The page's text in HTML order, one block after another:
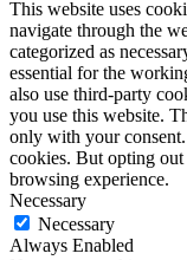
This website uses
navigate through the
categorized as
essential for the
also use third-party
you use this website.
only with your
cookies. But opting
browsing experience.
Necessary
Necessary
Always Enabled